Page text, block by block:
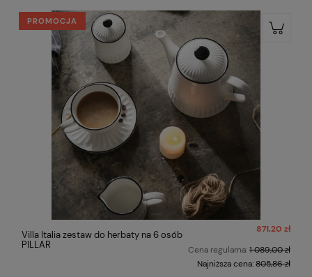
Villa Italia zestaw do herbaty na 6 osób
PILLAR
871,20 zł
Cena regularna:1 089,00 zł
Najniższa cena:805,86 zł
PROMOCJA